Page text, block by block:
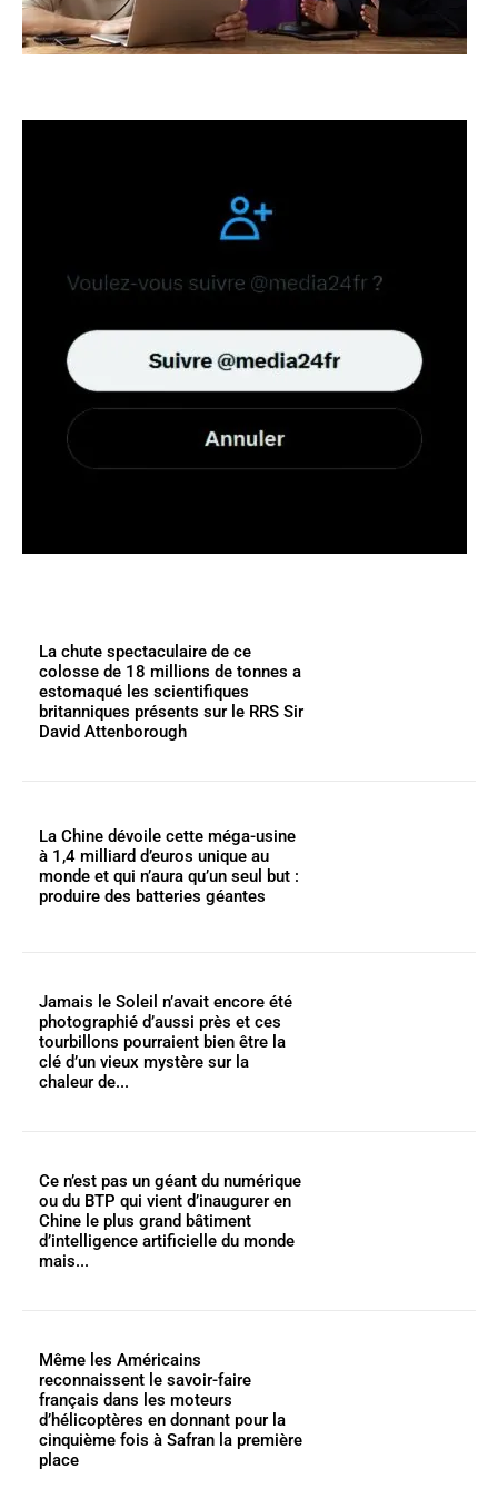
La chute spectaculaire de ce
colosse de 18 millions de tonnes a
estomaqué les scientifiques
britanniques présents sur le RRS Sir
David Attenborough
La Chine dévoile cette méga-usine
à 1,4 milliard d’euros unique au
monde et qui n’aura qu’un seul but :
produire des batteries géantes
Jamais le Soleil n’avait encore été
photographié d’aussi près et ces
tourbillons pourraient bien être la
clé d’un vieux mystère sur la
chaleur de...
Ce n’est pas un géant du numérique
ou du BTP qui vient d’inaugurer en
Chine le plus grand bâtiment
d’intelligence artificielle du monde
mais...
Même les Américains
reconnaissent le savoir-faire
français dans les moteurs
d’hélicoptères en donnant pour la
cinquième fois à Safran la première
place